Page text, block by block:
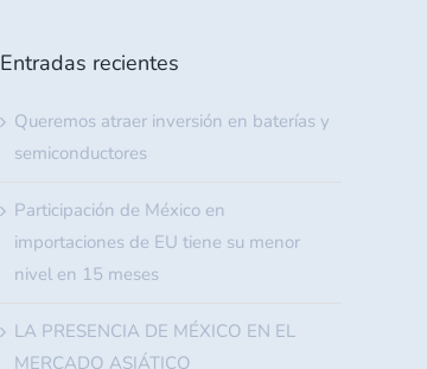
Entradas recientes
Queremos atraer inversión en baterías y
semiconductores
Participación de México en
importaciones de EU tiene su menor
nivel en 15 meses
LA PRESENCIA DE MÉXICO EN EL
MERCADO ASIÁTICO